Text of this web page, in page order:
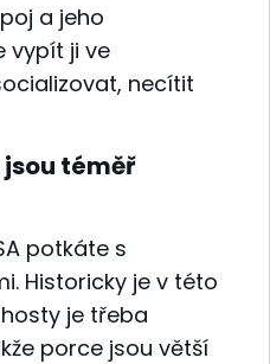
a jeho
vypít ji ve
necítit
jsou téměř
potkáte s
Historicky je v této
je třeba
porce jsou větší